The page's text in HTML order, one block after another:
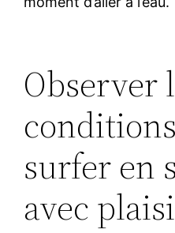
Observer
surfer en
avec